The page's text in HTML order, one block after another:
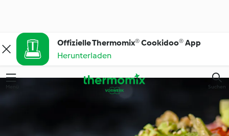
Offizielle Thermomix® Cookidoo® App
Herunterladen
Menü Suchen